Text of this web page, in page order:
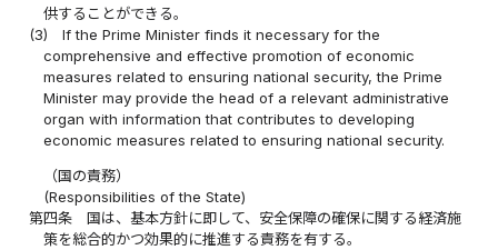
供することができる。
(3)
If the Prime Minister finds it necessary for the
comprehensive and effective promotion of economic
measures related to ensuring national security, the Prime
Minister may provide the head of a relevant administrative
organ with information that contributes to developing
economic measures related to ensuring national security.
（国の責務）
(Responsibilities of the State)
第四条
国は、基本方針に即して、安全保障の確保に関する経済施
策を総合的かつ効果的に推進する責務を有する。